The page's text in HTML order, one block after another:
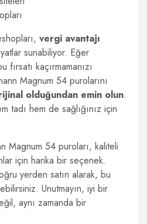
vergi avantajı
sunabiliyor. Eğer
fırsatı kaçırmamanızı
Magnum 54 purolarını
olduğundan emin olun.
tadı hem de sağlığınız için
Magnum 54 puroları, kaliteli
için harika bir seçenek.
yerden satın alarak, bu
Unutmayın, iyi bir
aynı zamanda bir